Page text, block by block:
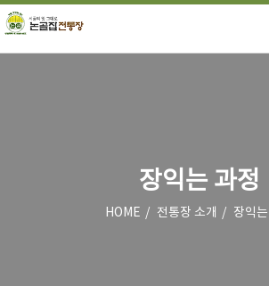
장익는 과정
HOME 전통장 소개 장익